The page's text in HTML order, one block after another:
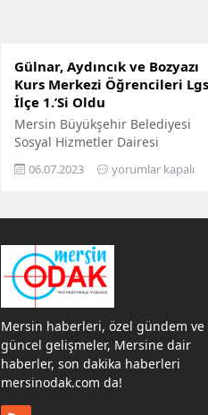
Gülnar, Aydıncık ve Bozyazı
Kurs Merkezi Öğrencileri
İlçe 1.’Si Oldu
Mersin Büyükşehir Belediyesi
Sosyal Hizmetler Dairesi
bünyesinde Tarsus’tan Anamur’a
kadar hizmet veren 14 LGS Kurs
öğretmenler eşliğinde sınava
hazırlandı. 4 Haziran’da
gerçekleşen LGS Sınavı’nda ter
döken lise adayları, yıl boyunca
verdikleri emeğin karşılığını, 23
Haziran’da açıklanan sınav
sonuçlarındaki başarılarıyla
aldılar....
06.07.2023 yorumlar kapalı
Mersin haberleri, özel gündem ve
güncel gelişmeler, Mersine dair
haberler, son dakika haberleri
mersinodak.com da!